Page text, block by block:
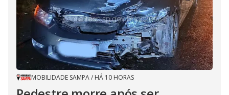
MOBILIDADE SAMPA/ HÁ 10 HORAS